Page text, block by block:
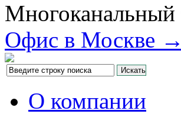
Офис в Москве →
О компании